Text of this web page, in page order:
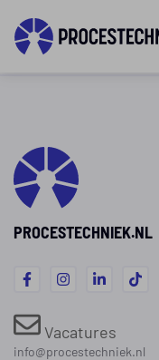
PROCESTECHNIEK.NL
Vacatures
info@procestechniek.nl